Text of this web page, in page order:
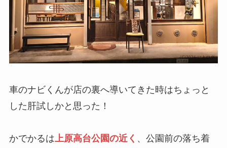
車のナビくんが店の裏へ導いてきた時はちょっと
した肝試しかと思った！
かでかるは上原高台公園の近く 、公園前の落ち着